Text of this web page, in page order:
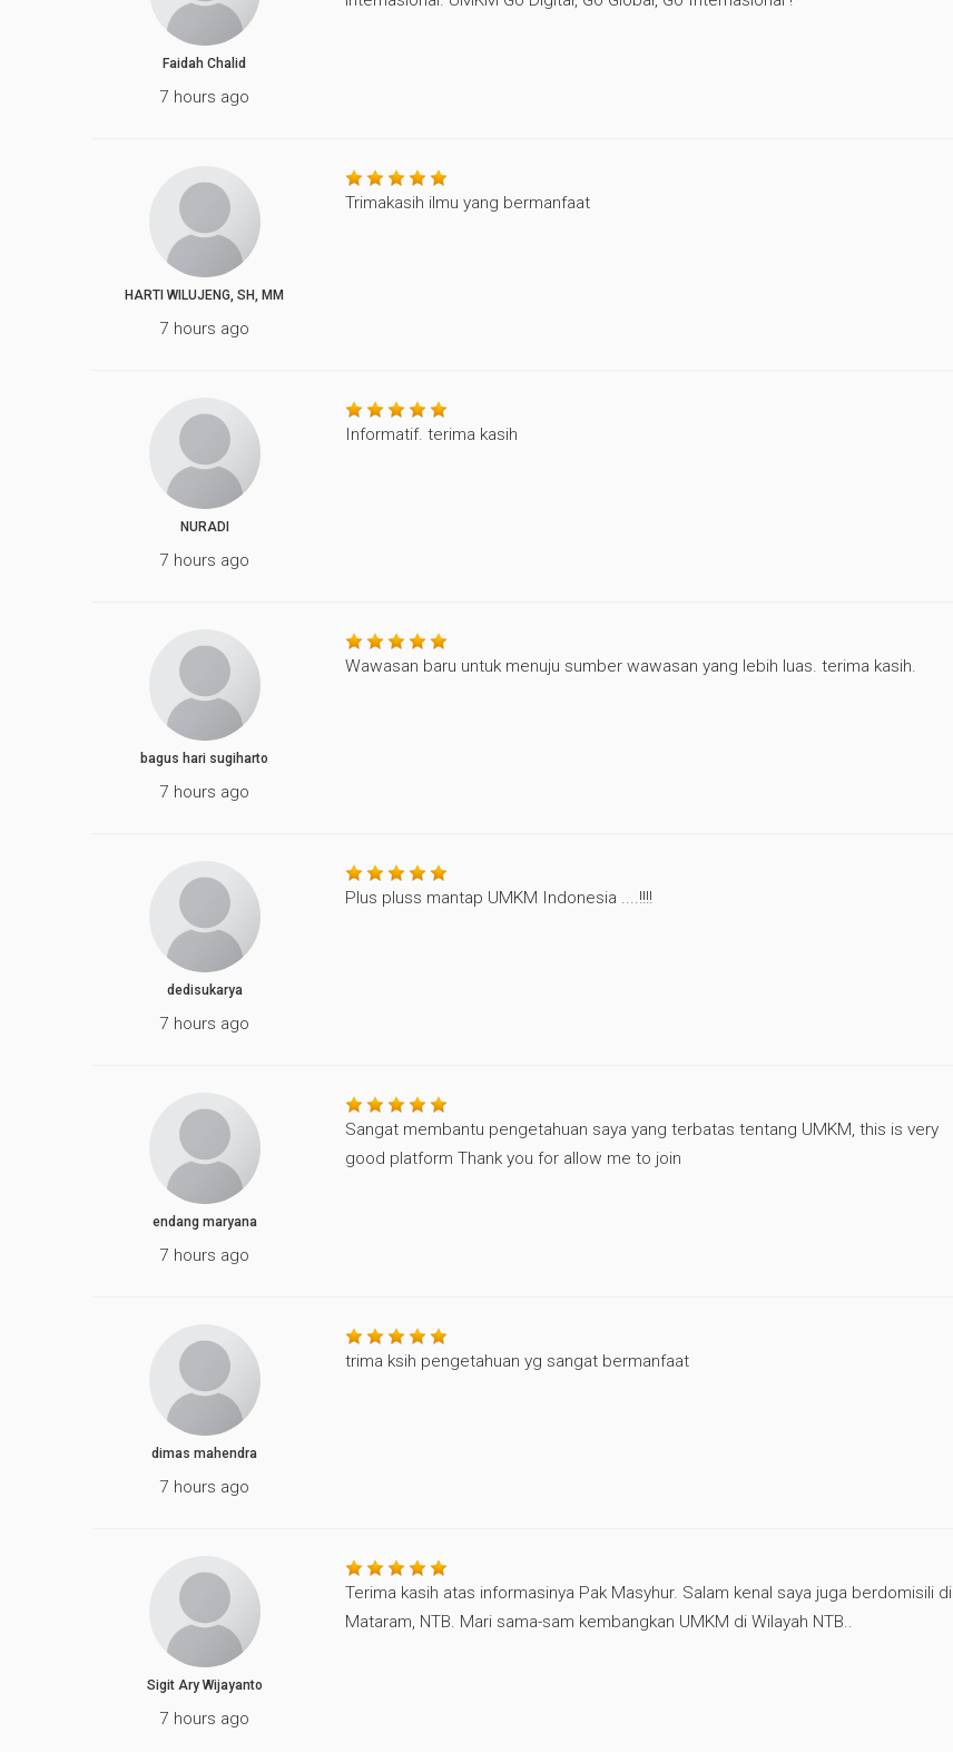
Faidah Chalid
7 hours ago
HARTI WILUJENG, SH, MM
7 hours ago
Trimakasih ilmu yang bermanfaat
NURADI
7 hours ago
Informatif. terima kasih
bagus hari sugiharto
7 hours ago
Wawasan baru untuk menuju sumber wawasan yang lebih luas. terima kasih.
dedisukarya
7 hours ago
Plus pluss mantap UMKM Indonesia ....!!!!
endang maryana
7 hours ago
Sangat membantu pengetahuan saya yang terbatas tentang UMKM, this is very
good platform Thank you for allow me to join
dimas mahendra
7 hours ago
trima ksih pengetahuan yg sangat bermanfaat
Sigit Ary Wijayanto
7 hours ago
Terima kasih atas informasinya Pak Masyhur. Salam kenal saya juga berdomisili di
Mataram, NTB. Mari sama-sam kembangkan UMKM di Wilayah NTB..